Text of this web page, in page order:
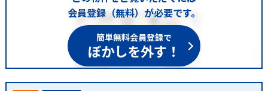
会員登録（無料）が必要です。
簡単無料会員登録で
ぼかしを外す！